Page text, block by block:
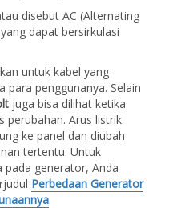
disebut AC (Alternating
dapat bersirkulasi
untuk kabel yang
para penggunanya. Selain
juga bisa dilihat ketika
perubahan. Arus listrik
ke panel dan diubah
tertentu. Untuk
pada generator, Anda
Perbedaan Generator
.